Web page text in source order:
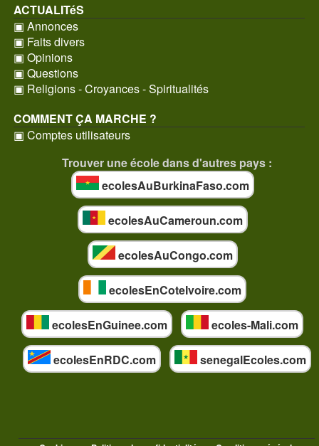
ACTUALITéS
▣ Annonces
▣ Faits divers
▣ Opinions
▣ Questions
▣ Religions - Croyances - Spiritualités
COMMENT ÇA MARCHE ?
▣ Comptes utilisateurs
Trouver une école dans d'autres pays :
ecolesAuBurkinaFaso.com
ecolesAuCameroun.com
ecolesAuCongo.com
ecolesEnCoteIvoire.com
ecolesEnGuinee.com ecoles-Mali.com
ecolesEnRDC.com senegalEcoles.com